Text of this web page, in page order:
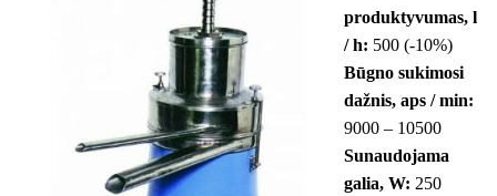
produktyvumas, l
/ h: 500 (-10%)
Būgno sukimosi
dažnis, aps / min:
9000 – 10500
Sunaudojama
galia, W: 250